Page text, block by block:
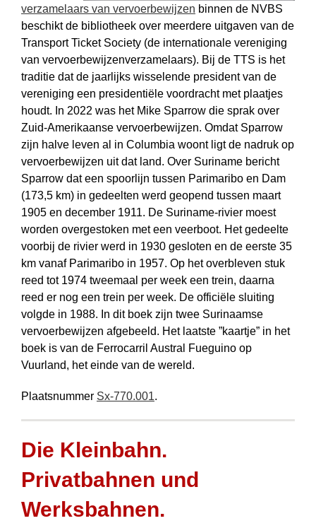
verzamelaars van vervoer­bewijzen binnen de NVBS
beschikt de bibliotheek over meerdere uitgaven van de
Transport Ticket Society (de internationale vereniging
van vervoer­bewijzen­verzamelaars). Bij de TTS is het
traditie dat de jaarlijks wisselende president van de
vereniging een presidentiële voordracht met plaatjes
houdt. In 2022 was het Mike Sparrow die sprak over
Zuid-Amerikaanse vervoer­bewijzen. Omdat Sparrow
zijn halve leven al in Columbia woont ligt de nadruk op
vervoerbewijzen uit dat land. Over Suriname bericht
Sparrow dat een spoorlijn tussen Parimaribo en Dam
(173,5 km) in gedeelten werd geopend tussen maart
1905 en december 1911. De Suriname-rivier moest
worden over­gestoken met een veerboot. Het gedeelte
voorbij de rivier werd in 1930 gesloten en de eerste 35
km vanaf Parimaribo in 1957. Op het overbleven stuk
reed tot 1974 tweemaal per week een trein, daarna
reed er nog een trein per week. De officiële sluiting
volgde in 1988. In dit boek zijn twee Surinaamse
vervoerbewijzen afgebeeld. Het laatste ”kaartje” in het
boek is van de Ferrocarril Austral Fueguino op
Vuurland, het einde van de wereld.
Plaatsnummer Sx-770.001.
Die Kleinbahn.
Privatbahnen und
Werksbahnen.